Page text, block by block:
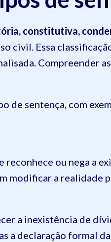
constitutiva,
civil. Essa
Compreender
de sentença, com
ou nega a
modificar a realidade
a inexistência de
a declaração formal